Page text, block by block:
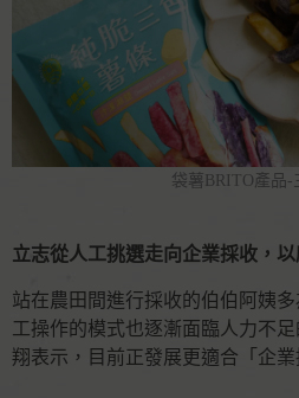
袋薯BRITO產品-
立志從人工挑選走向企業採收，
站在農田間進行採收的伯伯阿姨
工操作的模式也逐漸面臨人力不
翔表示，目前正發展更適合「企業